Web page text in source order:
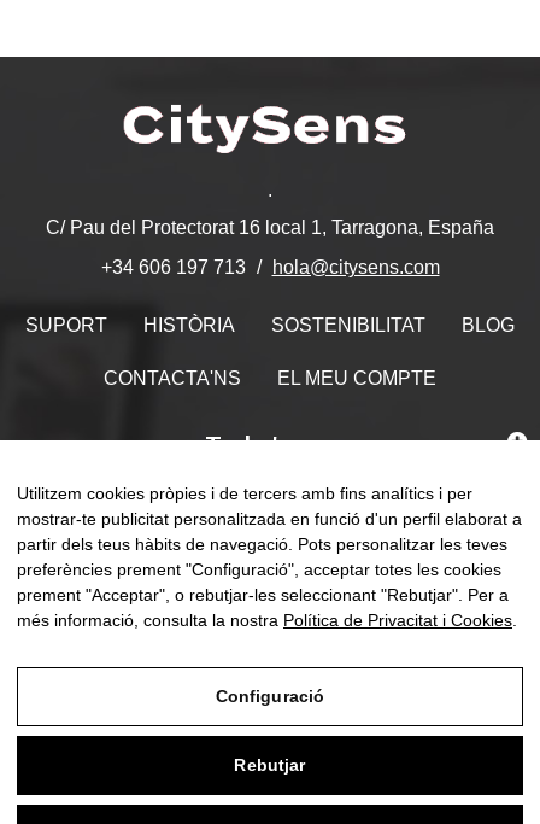
.
C/ Pau del Protectorat 16 local 1, Tarragona, España
+34 606 197 713
hola@citysens.com
SUPORT HISTÒRIA SOSTENIBILITAT BLOG
CONTACTA'NS EL MEU COMPTE
Troba'ns
la
☰
CA 0
Utilitzem cookies pròpies i de tercers amb fins analítics i per
mostrar-te publicitat personalitzada en funció d'un perfil elaborat a
partir dels teus hàbits de navegació. Pots personalitzar les teves
preferències prement "Configuració", acceptar totes les cookies
prement "Acceptar", o rebutjar-les seleccionant "Rebutjar". Per a
més informació, consulta la nostra Política de Privacitat i Cookies
Configuració
Rebutjar